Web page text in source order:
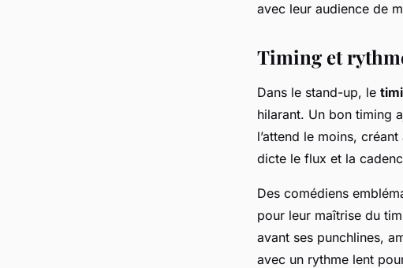
avec leur audience de
Timing et
Dans le stand-up, le
hilarant. Un bon timing
l’attend le moins,
dicte le flux et la
Des comédiens
pour leur maîtrise du
avant ses punchlines,
avec un rythme lent